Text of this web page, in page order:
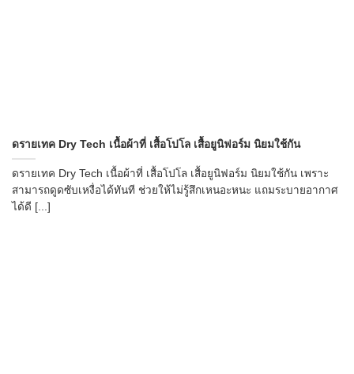
ดรายเทค Dry Tech เนื้อผ้าที่ เสื้อโปโล เสื้อยูนิฟอร์ม นิยมใช้กัน
ดรายเทค Dry Tech เนื้อผ้าที่ เสื้อโปโล เสื้อยูนิฟอร์ม นิยมใช้กัน เพราะ
สามารถดูดซับเหงื่อได้ทันที ช่วยให้ไม่รู้สึกเหนอะหนะ แถมระบายอากาศ
ได้ดี [...]